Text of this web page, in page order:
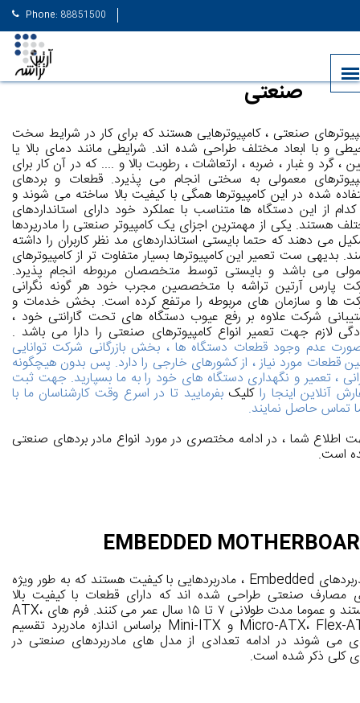
Phone: 88851500
info@parsartin.com
درباره کامپیوترهای
صنعتی
صنعتی ، کامپیوترهایی هستند که برای کار در شرایط سخت
و با ابعاد مختلف طراحی شده اند. شرایطی مانند دمای بالا یا
،‌ گرد و غبار ، ضربه ، ارتعاشات ، رطوبت بالا و .... که در آن کار برای
معمولی به سختی انجام می پذیرد. قطعات و بردهای
شده در این کامپیوترها همگی با کیفیت بالا ساخته می شوند و
از این دستگاه ها متناسب با عملکرد خود دارای استانداردهای
هستند. یکی از مهمترین اجزای یک کامپیوتر صنعتی را مادریردها
می دهند که حتما بایستی استانداردهای مد نظر کاربران را داشته
بدیهی ست تعمیر این کامپیوترها بسیار متفاوت تر از کامپیوترهای
می باشد و بایستی توسط متخصصان مربوطه انجام پذیرد.
پارس آرتین تراشه با متخصصین مجرب خود هر گونه نگرانی
ها و سازمان های مربوطه را مرتفع کرده است. بخش خدمات و
شرکت علاوه بر رفع عیوب دستگاه های تحت گارانتی خود ،
لازم جهت تعمیر انواع کامپیوترهای صنعتی را دارا می باشد .
عدم وجود قطعات دستگاه ها ، بخش بازرگانی شرکت توانایی
قطعات مورد نیاز ، از کشورهای خارجی را دارد. پس بدون هیچگونه
، تعمیر و نگهداری دستگاه های خود را به ما بسپارید. جهت ثبت
آنلاین اینجا راکلیکبفرمایید تا در اسرع وقت کارشناسان ما با
تماس حاصل نمایند.
اطلاع شما ، در ادامه مختصری در مورد انواع مادر بردهای صنعتی
است.
EMBEDDED
مادربردهای Embedded ، مادربردهایی با کیفیت هستند که به طور ویژه
مصارف صنعتی طراحی شده اند که دارای قطعات با کیفیت بالا
هستند و عموما مدت طولانی ۷ تا ۱۵ سال عمر می کنند. فرم های ATX،
Micro-ATX، Flex-ATX و Mini-ITX براساس اندازه مادربرد تقسیم
می شوند در ادامه تعدادی از مدل های مادربردهای صنعتی در
کلی ذکر شده است.